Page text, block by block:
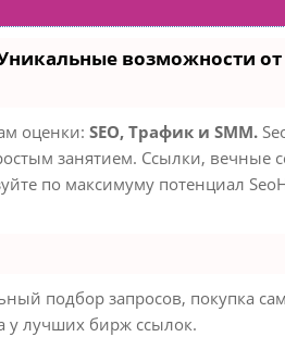
возможности от
оценки: SEO, Трафик и SMM.
занятием. Ссылки, вечные
по максимуму потенциал
подбор запросов, покупка
у лучших бирж ссылок.